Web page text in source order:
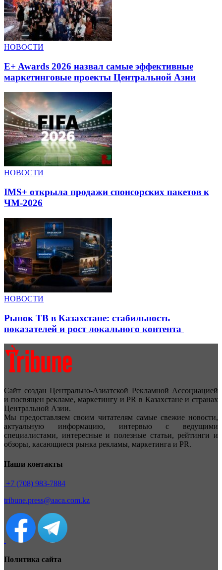
НОВОСТИ
E+ Awards 2026 назвал самые эффективные
маркетинговые проекты Центральной Азии
НОВОСТИ
IMS+ открыла продажи спонсорских пакетов к
ЧМ-2026
НОВОСТИ
Рынок ТВ в Казахстане: стабильность
показателей и рост локального контента
Сайт создан Центрально-Азиатской Рекламной Ассоциацией
и посвящен рекламе, маркетингу и PR в Казахстане и странах
Центральной Азии.
Мы предоставляем своим читателям самые свежие новости,
актуальную информацию, интервью с ведущими
специалистами, интересные и полезные статьи, рейтинги и
обзоры, касающиеся рынка рекламы, маркетинга и PR.
Наши контакты
+7 (708) 983-7884
tribune.press@aaca.com.kz
Политика сайта